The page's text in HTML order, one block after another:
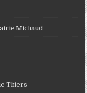
Michaud
Thiers